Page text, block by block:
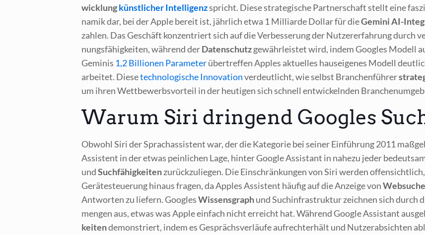
wick­lungkünst­li­cher Intel­li­genzspricht. Die­se stra­te­gi­sche Part­ner­schaft stellt eine
na­mik dar, bei der Apple bereit ist, jähr­lich etwa 1 Mil­li­ar­de Dol­lar für dieGemi­ni AI-
zah­len. Das Geschäft kon­zen­triert sich auf die Ver­bes­se­rung der Nut­zer­er­fah­rung durch
nungs­fä­hig­kei­ten, wäh­rend derDaten­schutzgewähr­leis­tet wird, indem Goo­gles Modell
Gemi­nis 1,2 Bil­lio­nen Para­me­terüber­tref­fen App­les aktu­el­les haus­ei­ge­nes Modell
arbei­tet. Die­setech­no­lo­gi­sche Inno­va­ti­onver­deut­licht, wie selbst Bran­chen­füh­rer
um ihren Wett­be­werbs­vor­teil in der heu­ti­gen sich schnell ent­wi­ckeln­den
Warum Siri dringend Googles
Obwohl Siri der Sprach­as­sis­tent war, der die Kate­go­rie bei sei­ner Ein­füh­rung 2011
Assis­tent in der etwas pein­li­chen Lage, hin­ter Goog­le Assistant in nahe­zu jeder
undSuch­fä­hig­kei­tenzurück­zu­lie­gen. Die Ein­schrän­kun­gen von Siri wer­den
Gerä­te­steue­rung hin­aus fra­gen, da App­les Assis­tent häu­fig auf die Anzei­ge von
Ant­wor­ten zu lie­fern. Goo­glesWis­sens­graphund Such­in­fra­struk­tur zeich­nen sich
men­gen aus, etwas was Apple ein­fach nicht erreicht hat. Wäh­rend Goog­le Assistant
kei­tendemons­triert, indem es Gesprächs­ver­läu­fe auf­recht­erhält und Nut­zer­ab­sich­ten